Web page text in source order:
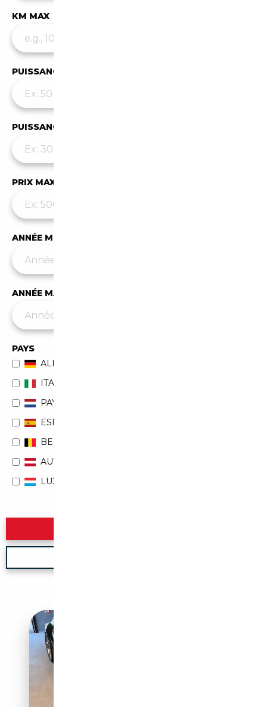
KM MAX
PUISSANCE MIN
PUISSANCE MAX
PRIX MAX (€)
ANNÉE MIN
ANNÉE MAX
PAYS
ALLEMAGNE
ITALIE
PAYS-BAS
ESPAGNE
BELGIQUE
AUTRICHE
LUXEMBOURG